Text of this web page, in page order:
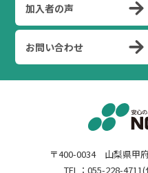
加入者の声
お問い合わせ
〒400-0034 山梨県甲
TEL：055-228-